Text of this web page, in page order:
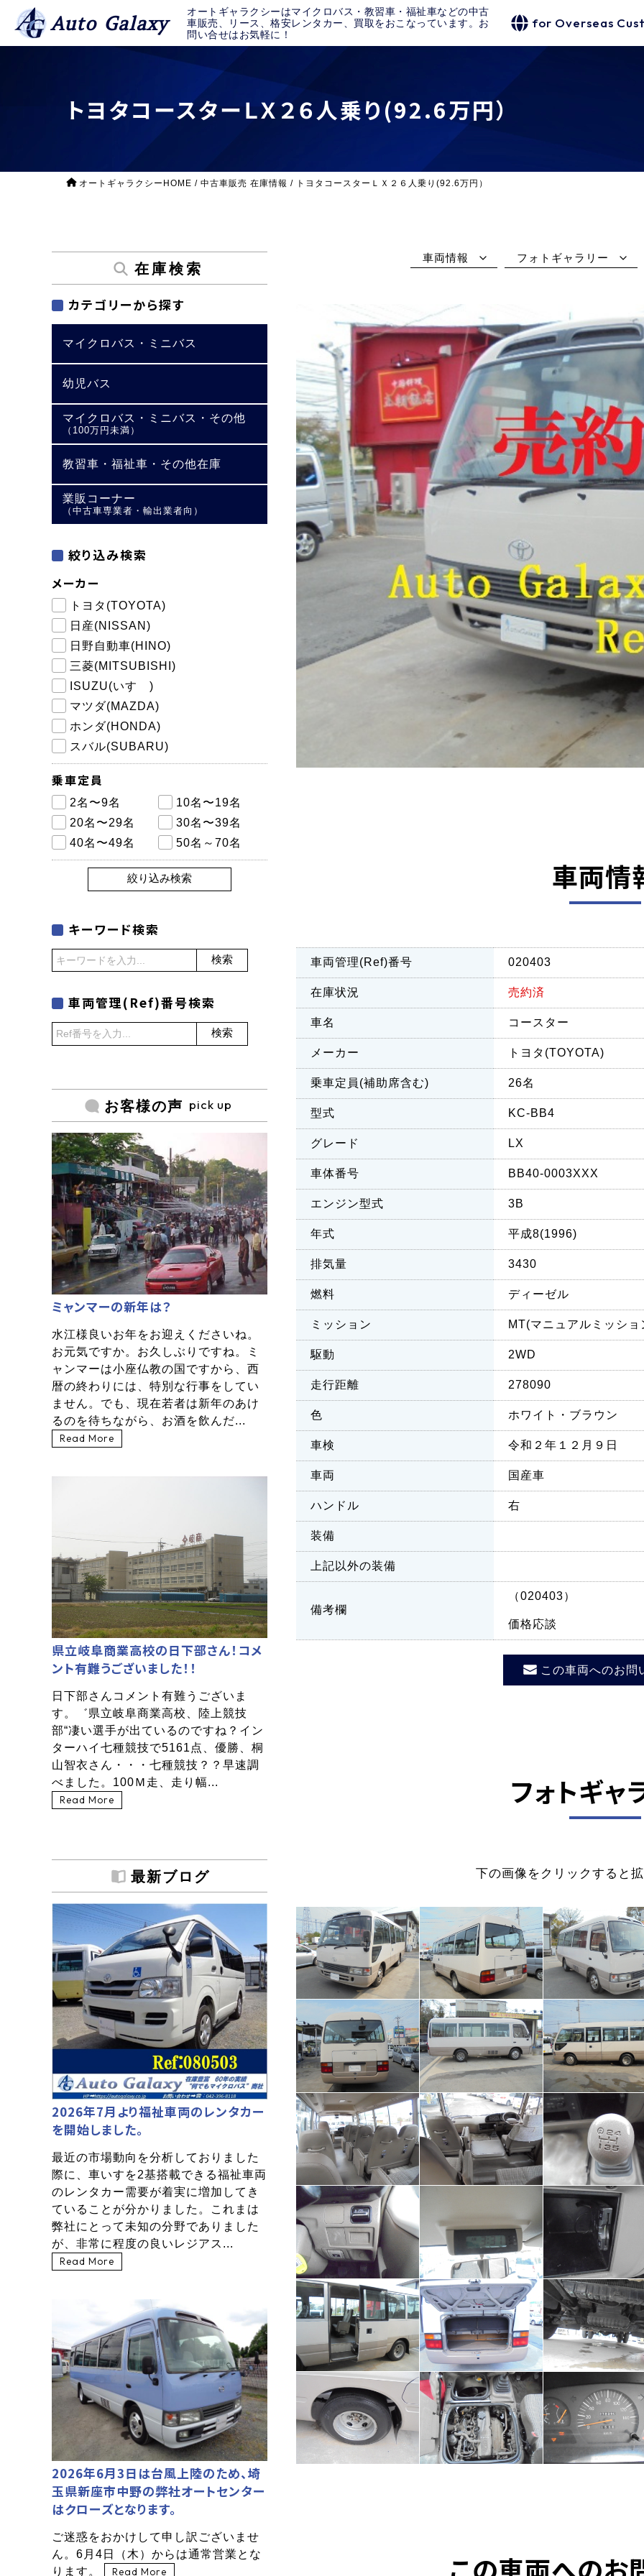
Auto Galaxy
オートギャラクシーはマイクロバス・教習車・福祉車などの中古
車販売、リース、格安レンタカー、買取をおこなっています。お
問い合せはお気軽に！
for Overseas
トヨタコースターＬＸ２６人乗り(92.6万円）
オートギャラクシーHOME / 中古車販売 在庫情報 / トヨタコースターＬＸ２６人乗り(92.6万円）
車両情報 フォトギャラリー
車両情
車両管理(Ref)番号 020403
在庫状況 売約済
車名 コースター
メーカー トヨタ(TOYOTA)
乗車定員(補助席含む) 26名
型式 KC-BB4
グレード LX
車体番号 BB40-0003XXX
エンジン型式 3B
年式 平成8(1996)
排気量 3430
燃料 ディーゼル
ミッション MT(マニュアルミッショ
駆動 2WD
走行距離 278090
色 ホワイト・ブラウン
車検 令和２年１２月９日
車両 国産車
ハンドル 右
装備
上記以外の装備
備考欄
（020403）
価格応談
この車両へのお問
フォトギャ
下の画像をクリックすると
在庫検索
カテゴリーから探す
マイクロバス・ミニバス
幼児バス
マイクロバス・ミニバス・その他
（100万円未満）
教習車・福祉車・その他在庫
業販コーナー
（中古車専業者・輸出業者向）
絞り込み検索
メーカー
トヨタ(TOYOTA)
日産(NISSAN)
日野自動車(HINO)
三菱(MITSUBISHI)
ISUZU(いすゞ)
マツダ(MAZDA)
ホンダ(HONDA)
スバル(SUBARU)
乗車定員
2名〜9名
10名〜19名
20名〜29名
30名〜39名
40名〜49名
50名～70名
絞り込み検索
キーワード検索
検索
車両管理(Ref)番号検索
検索
お客様の声 pick up
ミャンマーの新年は？
水江様良いお年をお迎えくださいね。
お元気ですか。お久しぶりですね。ミ
ャンマーは小座仏教の国ですから、西
暦の終わりには、特別な行事をしてい
ません。でも、現在若者は新年のあけ
るのを待ちながら、お酒を飲んだ...
Read More
県立岐阜商業高校の日下部さん！コメ
ント有難うございました！！
日下部さんコメント有難うございま
す。゛県立岐阜商業高校、陸上競技
部“凄い選手が出ているのですね？イン
ターハイ七種競技で5161点、優勝、桐
山智衣さん・・・七種競技？？早速調
べました。100Ｍ走、走り幅...
Read More
最新ブログ
2026年7月より福祉車両のレンタカー
を開始しました。
最近の市場動向を分析しておりました
際に、車いすを2基搭載できる福祉車両
のレンタカー需要が着実に増加してき
ていることが分かりました。これまは
弊社にとって未知の分野でありました
が、非常に程度の良いレジアス...
Read More
2026年6月3日は台風上陸のため、埼
玉県新座市中野の弊社オートセンター
はクローズとなります。
ご迷惑をおかけして申し訳ございませ
ん。6月4日（木）からは通常営業とな
ります。
Read More